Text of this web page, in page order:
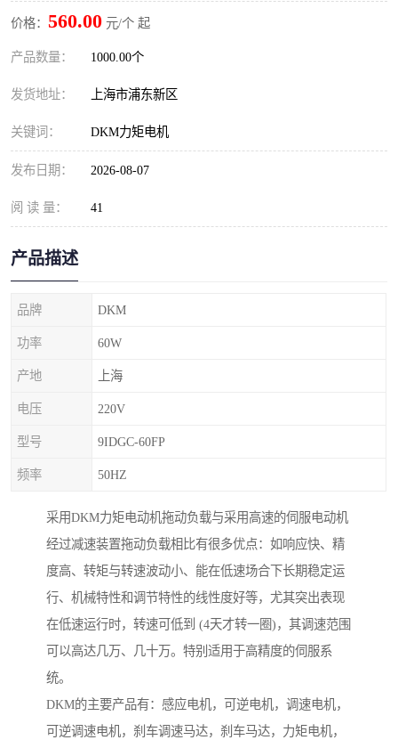
价格： 560.00 元/个 起
产品数量： 1000.00个
发货地址： 上海市浦东新区
关键词： DKM力矩电机
发布日期： 2026-08-07
阅 读 量： 41
产品描述
品牌 DKM
功率 60W
产地 上海
电压 220V
型号 9IDGC-60FP
频率 50HZ
采用DKM力矩电动机拖动负载与采用高速的伺服电动机
经过减速装置拖动负载相比有很多优点：如响应快、精
度高、转矩与转速波动小、能在低速场合下长期稳定运
行、机械特性和调节特性的线性度好等，尤其突出表现
在低速运行时，转速可低到 (4天才转一圈)，其调速范围
可以高达几万、几十万。特别适用于高精度的伺服系
统。
DKM的主要产品有：感应电机，可逆电机，调速电机，
可逆调速电机，刹车调速马达，刹车马达，力矩电机，